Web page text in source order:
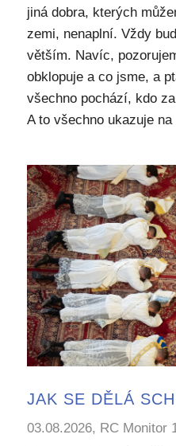
jiná dobra, kterých
zemi, nenaplní. Vždy
větším. Navíc,
obklopuje a co jsme, a
všechno pochází, kdo
A to všechno ukazuje na
JAK SE DĚLÁ
03.08.2026, RC Monitor